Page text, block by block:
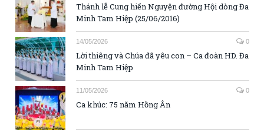
Thánh lễ Cung hiến Nguyện đường Hội dòng Đa
Minh Tam Hiệp (25/06/2016)
14/05/2026 0
Lời thiêng và Chúa đã yêu con – Ca đoàn HD. Đa
Minh Tam Hiệp
11/05/2026 0
Ca khúc: 75 năm Hồng Ân